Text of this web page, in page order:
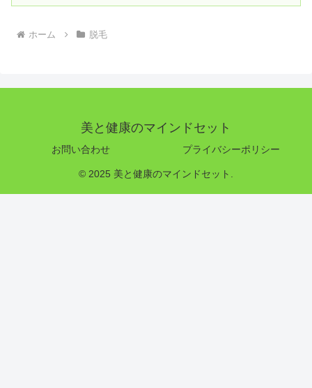
ホーム 脱毛
美と健康のマインドセット
お問い合わせ プライバシーポリシー
© 2025 美と健康のマインドセット.